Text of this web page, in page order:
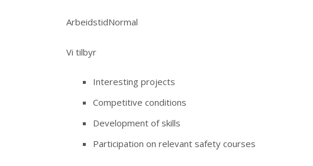
ArbeidstidNormal
Vi tilbyr
Interesting projects
Competitive conditions
Development of skills
Participation on relevant safety courses